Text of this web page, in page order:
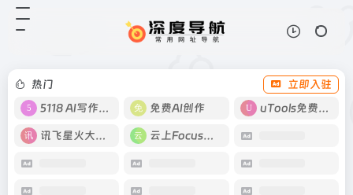
热门
立即入驻
5118 AI写作工具
免费AI创作 uTools免费工具箱
讯飞星火大模型 云上Focus接码